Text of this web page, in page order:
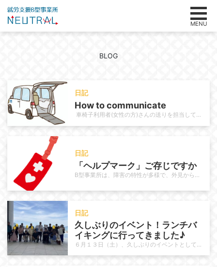
MENU
BLOG
日記
How to communicate
車椅子利用者(女性の方)さんの送りを担当しています。その利用者さんは長年当事業所を利用されていて利用当初はお母様の送迎で通…
日記
「ヘルプマーク」ご存じですか
B型事業所は、障害の特性が多様で、外見からは分からない困難を抱える方も多く、利用者さんの中にもヘルプマークを使っている方がい…
日記
久しぶりのイベント！ランチバ
イキングに行ってきました♪
６月１３日（土）、久しぶりのイベントとして、唐津シーサイドホテル内のレストラン「月波桜」へランチバイキングに行ってきました。…